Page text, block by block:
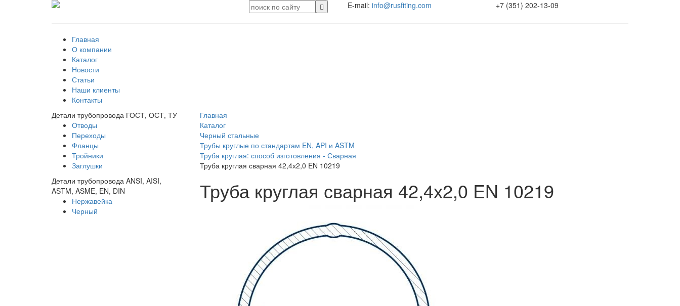
E-mail: info@rusfiting.com +7 (351) 202-13-09
Главная
О компании
Каталог
Новости
Статьи
Наши клиенты
Контакты
Детали трубопровода ГОСТ, ОСТ, ТУ
Отводы
Переходы
Фланцы
Тройники
Заглушки
Детали трубопровода ANSI, AISI,
ASTM, ASME, EN, DIN
Нержавейка
Черный
Главная
Каталог
Черный стальные
Трубы круглые по стандартам EN, API и ASTM
Труба круглая: способ изготовления - Сварная
Труба круглая сварная 42,4х2,0 EN 10219
Труба круглая сварная 42,4х2,0 EN 10219